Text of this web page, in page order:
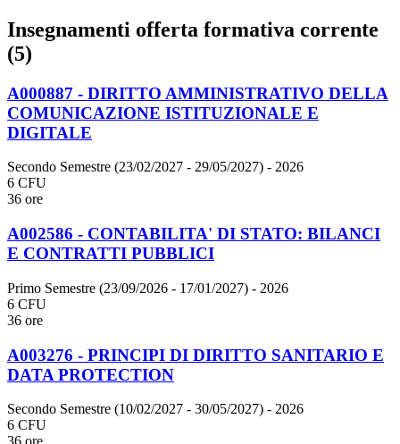
Insegnamenti offerta formativa corrente
(5)
A000887 - DIRITTO AMMINISTRATIVO DELLA
COMUNICAZIONE ISTITUZIONALE E
DIGITALE
Secondo Semestre (23/02/2027 - 29/05/2027) - 2026
6 CFU
36 ore
A002586 - CONTABILITA' DI STATO: BILANCI
E CONTRATTI PUBBLICI
Primo Semestre (23/09/2026 - 17/01/2027) - 2026
6 CFU
36 ore
A003276 - PRINCIPI DI DIRITTO SANITARIO E
DATA PROTECTION
Secondo Semestre (10/02/2027 - 30/05/2027) - 2026
6 CFU